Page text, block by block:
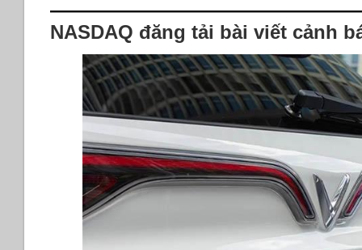
NASDAQ đăng tải bài viết cảnh